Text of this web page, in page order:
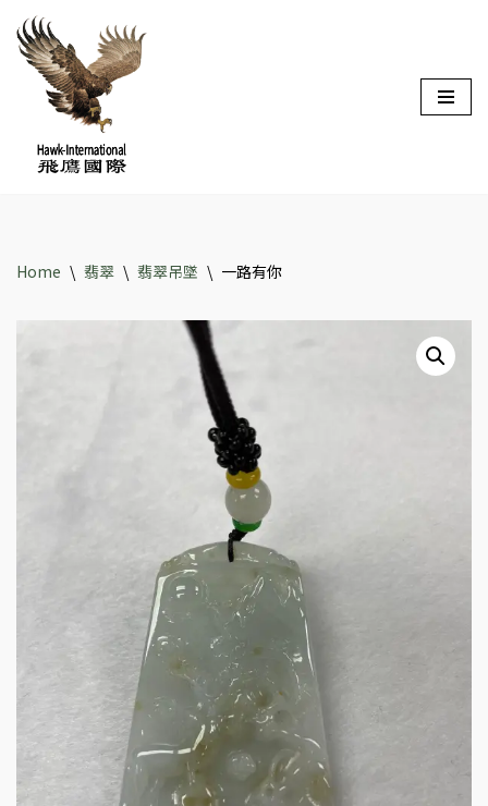
Skip
content
Home \ 翡翠 \ 翡翠吊墜 \ 一路有你